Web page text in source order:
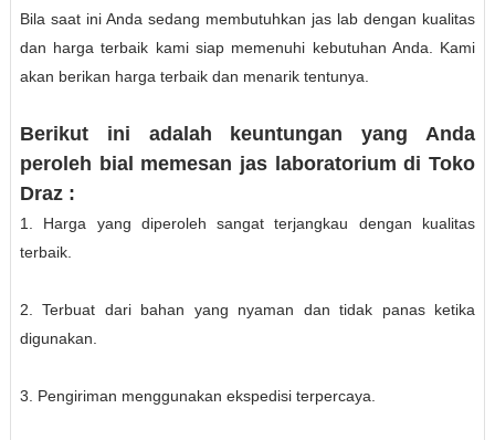
Bila saat ini Anda sedang membutuhkan jas lab dengan kualitas
dan harga terbaik kami siap memenuhi kebutuhan Anda. Kami
akan berikan harga terbaik dan menarik tentunya.
Berikut ini adalah keuntungan yang Anda
peroleh bial memesan jas laboratorium di Toko
Draz :
1. Harga yang diperoleh sangat terjangkau dengan kualitas
terbaik.
2. Terbuat dari bahan yang nyaman dan tidak panas ketika
digunakan.
3. Pengiriman menggunakan ekspedisi terpercaya.